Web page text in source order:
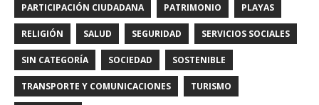
PARTICIPACIÓN CIUDADANA PATRIMONIO PLAYAS
RELIGIÓN SALUD SEGURIDAD SERVICIOS SOCIALES
SIN CATEGORÍA SOCIEDAD SOSTENIBLE
TRANSPORTE Y COMUNICACIONES TURISMO